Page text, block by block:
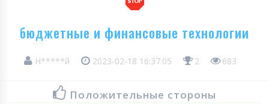
бюджетные и финансовые технологии
Н*****й 2023-02-18 16:37:05 2 683
Положительные стороны